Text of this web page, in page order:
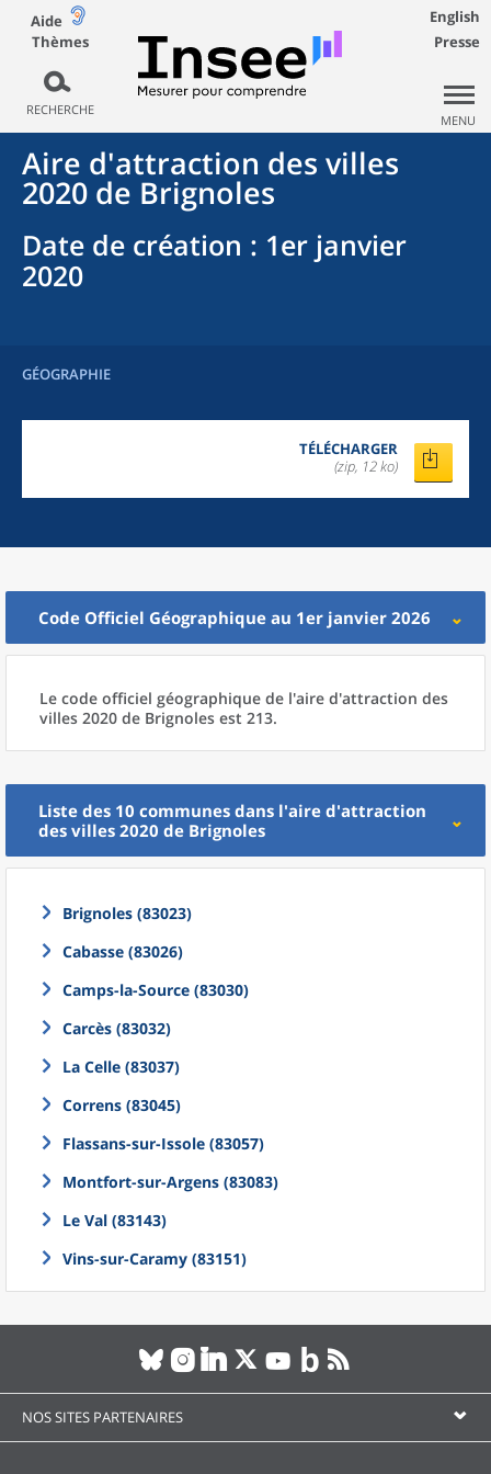
Aide
Thèmes
RECHERCHE
English
Presse
MENU
Aire d'attraction des villes
2020 de Brignoles
Date de création : 1er janvier
2020
GÉOGRAPHIE
TÉLÉCHARGER
(zip, 12 ko)
Code Officiel Géographique au 1er janvier 2026
Le code officiel géographique de l'aire d'attraction des
villes 2020 de Brignoles est 213.
Liste des 10 communes dans l'aire d'attraction
des villes 2020 de Brignoles
Brignoles (83023)
Cabasse (83026)
Camps-la-Source (83030)
Carcès (83032)
La Celle (83037)
Correns (83045)
Flassans-sur-Issole (83057)
Montfort-sur-Argens (83083)
Le Val (83143)
Vins-sur-Caramy (83151)
NOS SITES PARTENAIRES